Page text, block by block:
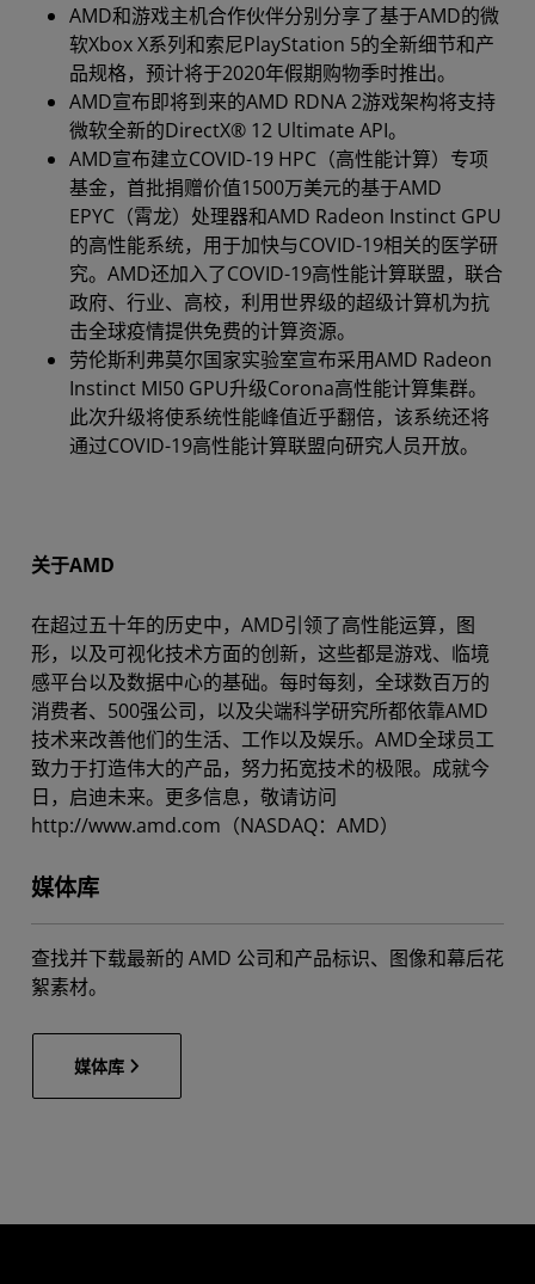
AMD和游戏主机合作伙伴分别分享了基于AMD的微
软Xbox X系列和索尼PlayStation 5的全新细节和产
品规格，预计将于2020年假期购物季时推出。
AMD宣布即将到来的AMD RDNA 2游戏架构将支持
微软全新的DirectX® 12 Ultimate API。
AMD宣布建立COVID-19 HPC（高性能计算）专项
基金，首批捐赠价值1500万美元的基于AMD
EPYC（霄龙）处理器和AMD Radeon Instinct GPU
的高性能系统，用于加快与COVID-19相关的医学研
究。AMD还加入了COVID-19高性能计算联盟，联合
政府、行业、高校，利用世界级的超级计算机为抗
击全球疫情提供免费的计算资源。
劳伦斯利弗莫尔国家实验室宣布采用AMD Radeon
Instinct MI50 GPU升级Corona高性能计算集群。
此次升级将使系统性能峰值近乎翻倍，该系统还将
通过COVID-19高性能计算联盟向研究人员开放。
关于AMD
在超过五十年的历史中，AMD引领了高性能运算，图
形，以及可视化技术方面的创新，这些都是游戏、临境
感平台以及数据中心的基础。每时每刻，全球数百万的
消费者、500强公司，以及尖端科学研究所都依靠AMD
技术来改善他们的生活、工作以及娱乐。AMD全球员工
致力于打造伟大的产品，努力拓宽技术的极限。成就今
日，启迪未来。更多信息，敬请访问
http://www.amd.com（NASDAQ：AMD）
媒体库
查找并下载最新的 AMD 公司和产品标识、图像和幕后花
絮素材。
媒体库